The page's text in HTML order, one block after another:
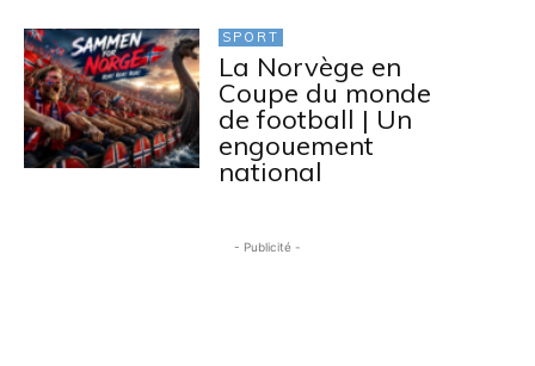
SPORT
La Norvège en
Coupe du monde
de football | Un
engouement
national
- Publicité -